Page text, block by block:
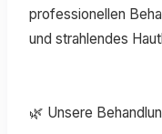
professionellen
und strahlendes
🌿 Unsere